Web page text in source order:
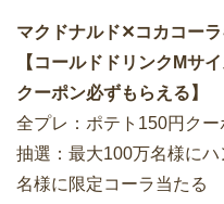
マクドナルド✕コカコー
【コールドドリンクMサ
クーポン必ずもらえる】
全プレ：ポテト150円クー
抽選：最大100万名様に
名様に限定コーラ当たる